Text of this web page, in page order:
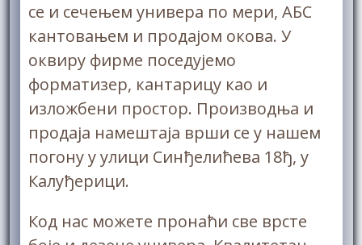
се и сечењем универа по мери, АБС
кантовањем и продајом окова. У
оквиру фирме поседујемо
форматизер, кантарицу као и
изложбени простор. Производња и
продаја намештаја врши се у нашем
погону у улици Синђелићева 18ђ, у
Калуђерици.
Код нас можете пронаћи све врсте